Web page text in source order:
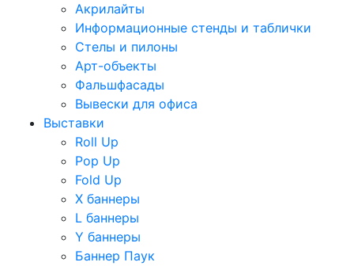
Акрилайты
Информационные стенды и таблички
Стелы и пилоны
Арт-объекты
Фальшфасады
Вывески для офиса
Выставки
Roll Up
Pop Up
Fold Up
Х баннеры
L баннеры
Y баннеры
Баннер Паук